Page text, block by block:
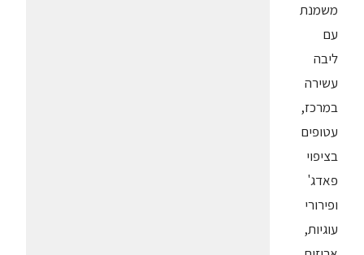
משמנת
עם
ליבה
עשירה
במרכז,
עטופים
בציפוי
פאדג'
ופירורי
עוגיות,